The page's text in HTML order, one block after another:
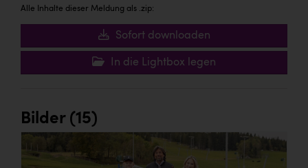
Alle Inhalte dieser Meldung als .zip:
Sofort downloaden
In die Lightbox legen
Bilder (15)